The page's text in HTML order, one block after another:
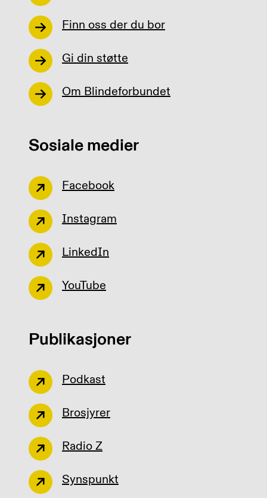
Finn oss der du bor
Gi din støtte
Om Blindeforbundet
Sosiale medier
Facebook
Instagram
LinkedIn
YouTube
Publikasjoner
Podkast
Brosjyrer
Radio Z
Synspunkt